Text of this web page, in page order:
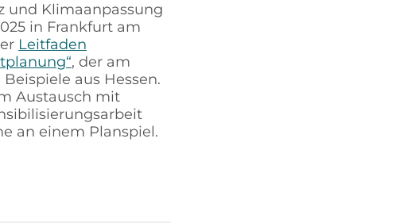
und Klimaanpassung
in Frankfurt am
Leitfaden
, der am
aus Hessen.
Austausch mit
an einem Planspiel.